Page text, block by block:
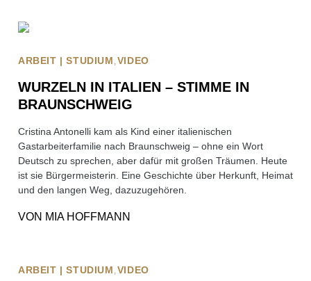
ARBEIT | STUDIUM VIDEO
WURZELN IN ITALIEN – STIMME IN
BRAUNSCHWEIG
Cristina Antonelli kam als Kind einer italienischen
Gastarbeiterfamilie nach Braunschweig – ohne ein Wort
Deutsch zu sprechen, aber dafür mit großen Träumen. Heute
ist sie Bürgermeisterin. Eine Geschichte über Herkunft, Heimat
und den langen Weg, dazuzugehören.
VON MIA HOFFMANN
ARBEIT | STUDIUM VIDEO